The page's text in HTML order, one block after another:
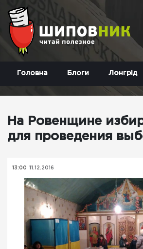
Головна Блоги Лонгрід
На Ровенщине
для проведения
13:00 11.12.2016